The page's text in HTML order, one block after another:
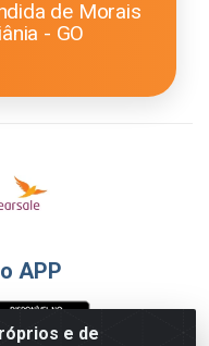
e de
de Morais
- GO
APP